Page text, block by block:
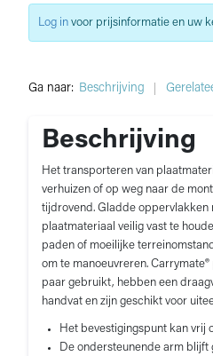
Ga naar: Beschrijving
Beschrijving
Het transporteren van
verhuizen of op weg naar de
tijdrovend. Gladde oppervlakken
plaatmateriaal veilig vast te
paden of moeilijke
om te manoeuvreren.
paar gebruikt, hebben een
handvat en zijn geschikt voor
Het bevestigingspunt kan vrij
De ondersteunende arm
Log in voor prijsinformatie en uw